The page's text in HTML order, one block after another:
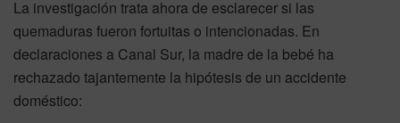
La investigación trata ahora de esclarecer si las
quemaduras fueron fortuitas o intencionadas. En
declaraciones a Canal Sur, la madre de la bebé ha
rechazado tajantemente la hipótesis de un accidente
doméstico: